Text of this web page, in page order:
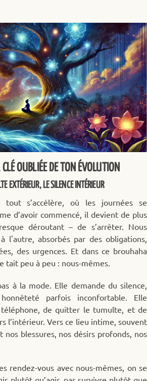
OUBLIÉE DE TON ÉVOLUTION
EXTÉRIEUR, LE SILENCE INTÉRIEUR
s’accélère, où les journées se
d’avoir commencé, il devient de plus
déroutant – de s’arrêter. Nous
l'autre, absorbés par des obligations,
des urgences. Et dans ce brouhaha
tait peu à peu : nous-mêmes.
à la mode. Elle demande du silence,
parfois inconfortable. Elle
de quitter le tumulte, et de
l’intérieur. Vers ce lieu intime, souvent
nos blessures, nos désirs profonds, nos
rendez-vous avec nous-mêmes, on se